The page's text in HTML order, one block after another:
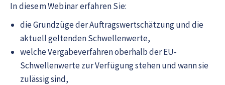
In diesem Webinar erfahren Sie:
die Grundzüge der Auftragswertschätzung und die
aktuell geltenden Schwellenwerte,
welche Vergabeverfahren oberhalb der EU-
Schwellenwerte zur Verfügung stehen und wann sie
zulässig sind,